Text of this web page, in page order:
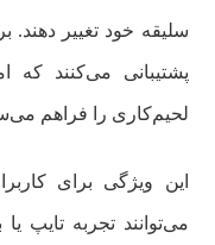
پشتیبانی می‌کنند که
لحیم‌کاری را فراهم
این ویژگی برای
می‌توانند تجربه تایپ